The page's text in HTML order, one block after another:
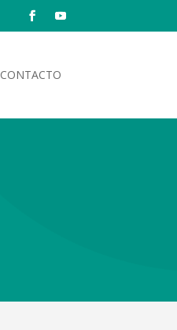
CONTACTO